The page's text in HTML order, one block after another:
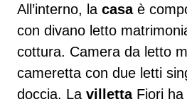
All’interno, la casaè
con divano letto
cottura. Camera da letto
cameretta con due letti
doccia. La villettaFiori ha